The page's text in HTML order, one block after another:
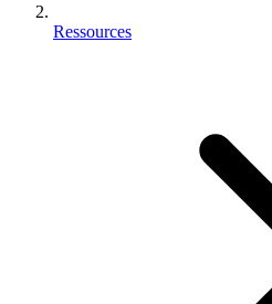
Ressources